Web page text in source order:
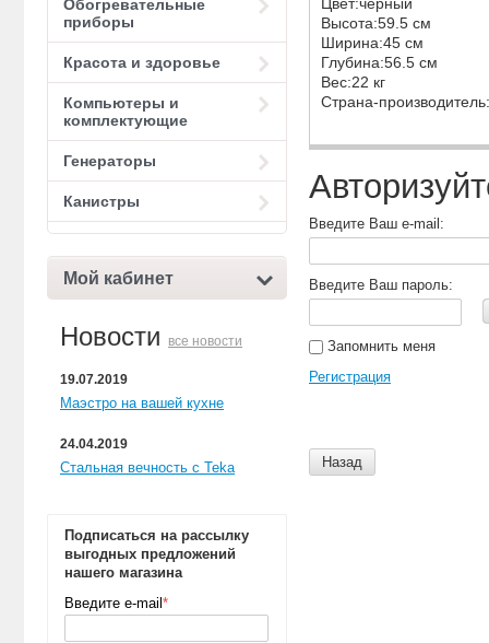
Обогревательные
приборы
Красота и здоровье
Компьютеры и
комплектующие
Генераторы
Канистры
Мой кабинет
Новости все новости
19.07.2019
Маэстро на вашей кухне
24.04.2019
Стальная вечность с Teka
Подписаться на рассылку
выгодных предложений
нашего магазина
Введите e-mail *
Высота:59.5 см
Ширина:45 см
Глубина:56.5 см
Вес:22 кг
Страна-
Введите Ваш e-mail:
Введите Ваш пароль:
Запомнить меня
Регистрация
Назад